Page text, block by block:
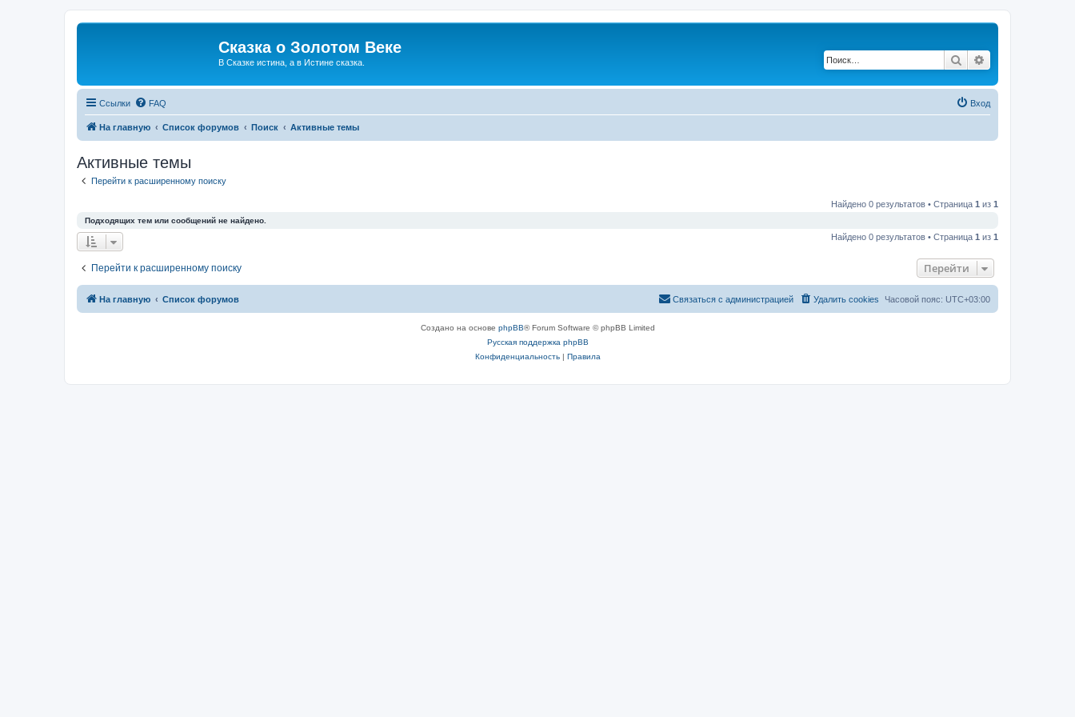
Сказка о Золотом Веке
В Сказке истина, а в Истине сказка. Поиск
Ссылки FAQ Вход
На главную Список форумов Поиск Активные темы
Активные темы
Перейти к расширенному поиску
Найдено 0 результатов • Страница 1 из 1
Подходящих тем или сообщений не найдено.
Найдено 0 результатов • Страница 1 из 1
Перейти к расширенному поиску Перейти
На главную Список форумов Часовой пояс: UTC+03:00
Удалить cookies
Связаться с администрацией
Создано на основе phpBB® Forum Software © phpBB Limited
Русская поддержка phpBB
Конфиденциальность| Правила